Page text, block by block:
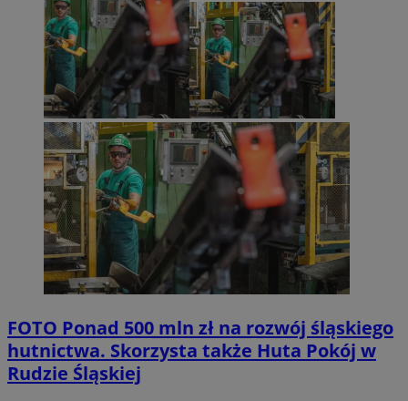
FOTO Ponad 500 mln zł na rozwój śląskiego
hutnictwa. Skorzysta także Huta Pokój w
Rudzie Śląskiej